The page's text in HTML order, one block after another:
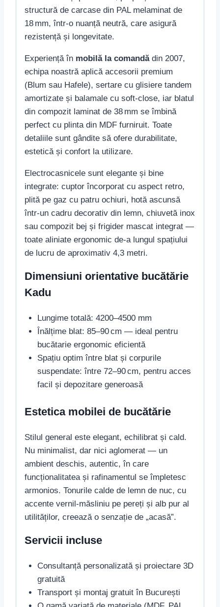
structură de carcase din PAL melaminat de
18 mm, într-o nuanță neutră, care asigură
rezistență și longevitate.
Experiență în mobilă la comandădin 2007,
echipa noastră aplică accesorii premium
(Blum sau Hafele), sertare cu glisiere tandem
amortizate și balamale cu soft-close, iar blatul
din compozit laminat de 38 mm se îmbină
perfect cu plinta din MDF furniruit. Toate
detaliile sunt gândite să ofere durabilitate,
estetică și confort la utilizare.
Electrocasnicele sunt elegante și bine
integrate: cuptor încorporat cu aspect retro,
plită pe gaz cu patru ochiuri, hotă ascunsă
într-un cadru decorativ din lemn, chiuvetă inox
sau compozit bej și frigider mascat integrat —
toate aliniate ergonomic de-a lungul spațiului
de lucru de aproximativ 4,3 metri.
Dimensiuni orientative bucătărie
Kadu
Lungime totală: 4200–4500 mm
Înălțime blat: 85–90 cm — ideal pentru
bucătarie ergonomic eficientă
Spațiu optim între blat și corpurile
suspendate: între 72–90 cm, pentru acces
facil și depozitare generoasă
Estetica mobilei de bucătărie
Stilul general este elegant, echilibrat și cald.
Nu minimalist, dar nici aglomerat — un
ambient deschis, autentic, în care
funcționalitatea și rafinamentul se împletesc
armonios. Tonurile calde de lemn de nuc, cu
accente vernil-măsliniu pe pereți și alb pur al
utilităților, creează o senzație de „acasă”.
Servicii incluse
Consultanță personalizată și proiectare 3D
gratuită
Transport și montaj gratuit în București